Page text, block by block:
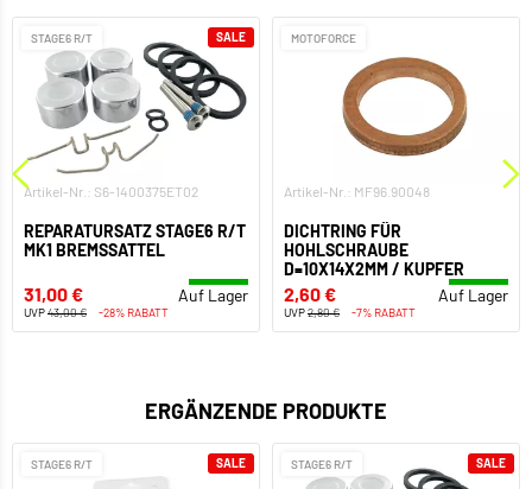
STAGE6 R/T
Artikel-Nr.: S6-1400375ET02
REPARATURSATZ STAGE6 R/T
MK1 BREMSSATTEL
31,00 € Auf Lager
UVP43,00 € -28% RABATT
SALE MOTOFORCE
Artikel-Nr.: MF96.90048
DICHTRING FÜR
HOHLSCHRAUBE
D=10X14X2MM / KUPFER
2,60 € Auf Lager
UVP2,80 € -7% RABATT
ERGÄNZENDE PRODUKTE
STAGE6 R/T SALE STAGE6 R/T SALE